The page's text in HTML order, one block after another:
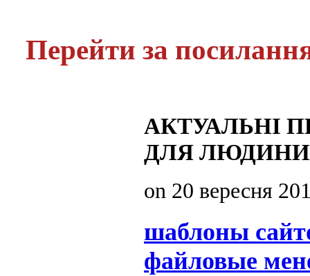
Перейти за
АКТУАЛЬНІ
ДЛЯ ЛЮДИНИ
on 20 вересня
шаблоны
файловые